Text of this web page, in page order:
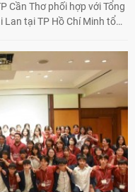
Cần Thơ phối hợp với Tổng
tại TP Hồ Chí Minh tổ
Tại đây, nhấn mạnh vai trò
sự Thái Lan cho biết các
dục, du lịch, ẩm thực,
đã góp phần đưa quan hệ
bó, gần gũi.